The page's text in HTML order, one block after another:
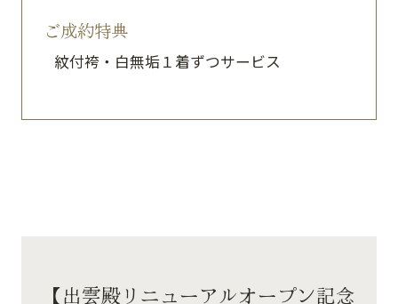
ご成約特典
紋付袴・白無垢１着ずつサービス
【出雲殿リニューアルオープン記念